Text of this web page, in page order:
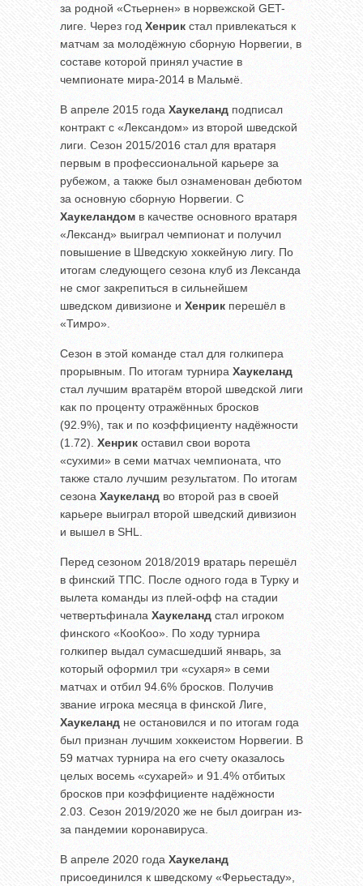
за родной «Стьернен» в норвежской GET-
лиге. Через год Хенрик стал привлекаться к
матчам за молодёжную сборную Норвегии, в
составе которой принял участие в
чемпионате мира-2014 в Мальмё.
В апреле 2015 года Хаукеланд подписал
контракт с «Лександом» из второй шведской
лиги. Сезон 2015/2016 стал для вратаря
первым в профессиональной карьере за
рубежом, а также был ознаменован дебютом
за основную сборную Норвегии. С
Хаукеландом в качестве основного вратаря
«Лександ» выиграл чемпионат и получил
повышение в Шведскую хоккейную лигу. По
итогам следующего сезона клуб из Лександа
не смог закрепиться в сильнейшем
шведском дивизионе и Хенрик перешёл в
«Тимро».
Сезон в этой команде стал для голкипера
прорывным. По итогам турнира Хаукеланд
стал лучшим вратарём второй шведской лиги
как по проценту отражённых бросков
(92.9%), так и по коэффициенту надёжности
(1.72). Хенрик оставил свои ворота
«сухими» в семи матчах чемпионата, что
также стало лучшим результатом. По итогам
сезона Хаукеланд во второй раз в своей
карьере выиграл второй шведский дивизион
и вышел в SHL.
Перед сезоном 2018/2019 вратарь перешёл
в финский ТПС. После одного года в Турку и
вылета команды из плей-офф на стадии
четвертьфинала Хаукеланд стал игроком
финского «КооКоо». По ходу турнира
голкипер выдал сумасшедший январь, за
который оформил три «сухаря» в семи
матчах и отбил 94.6% бросков. Получив
звание игрока месяца в финской Лиге,
Хаукеланд не остановился и по итогам года
был признан лучшим хоккеистом Норвегии. В
59 матчах турнира на его счету оказалось
целых восемь «сухарей» и 91.4% отбитых
бросков при коэффициенте надёжности
2.03. Сезон 2019/2020 же не был доигран из-
за пандемии коронавируса.
В апреле 2020 года Хаукеланд
присоединился к шведскому «Ферьестаду»,